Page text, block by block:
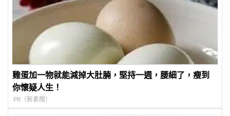
雞蛋加一物就能減掉大肚腩，堅持一週，腰細了，瘦到
你懷疑人生！
PR（新素簡）